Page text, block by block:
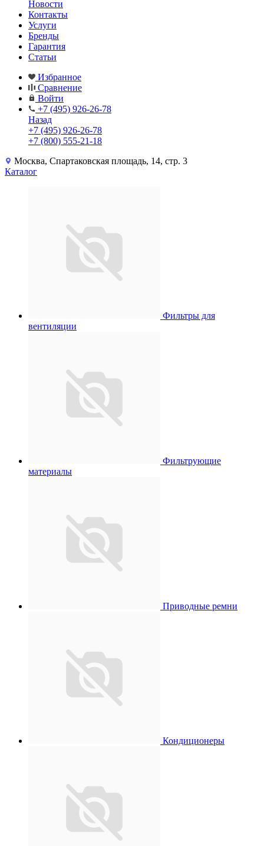
Новости
Контакты
Услуги
Бренды
Гарантия
Статьи
Избранное
Сравнение
Войти
+7 (495) 926-26-78
Назад
+7 (495) 926-26-78
+7 (800) 555-21-18
Москва, Спартаковская площадь, 14, стр. 3
Каталог
Фильтры для
вентиляции
Фильтрующие
материалы
Приводные ремни
Кондиционеры